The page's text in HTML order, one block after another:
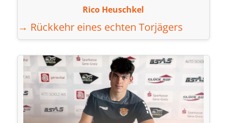
Rico Heuschkel
→ Rückkehr eines echten Torjägers